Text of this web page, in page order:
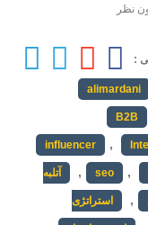
نظر
:
alimardani
B2B
influencer ,
seo ,
, آتلبه
, استراتژی